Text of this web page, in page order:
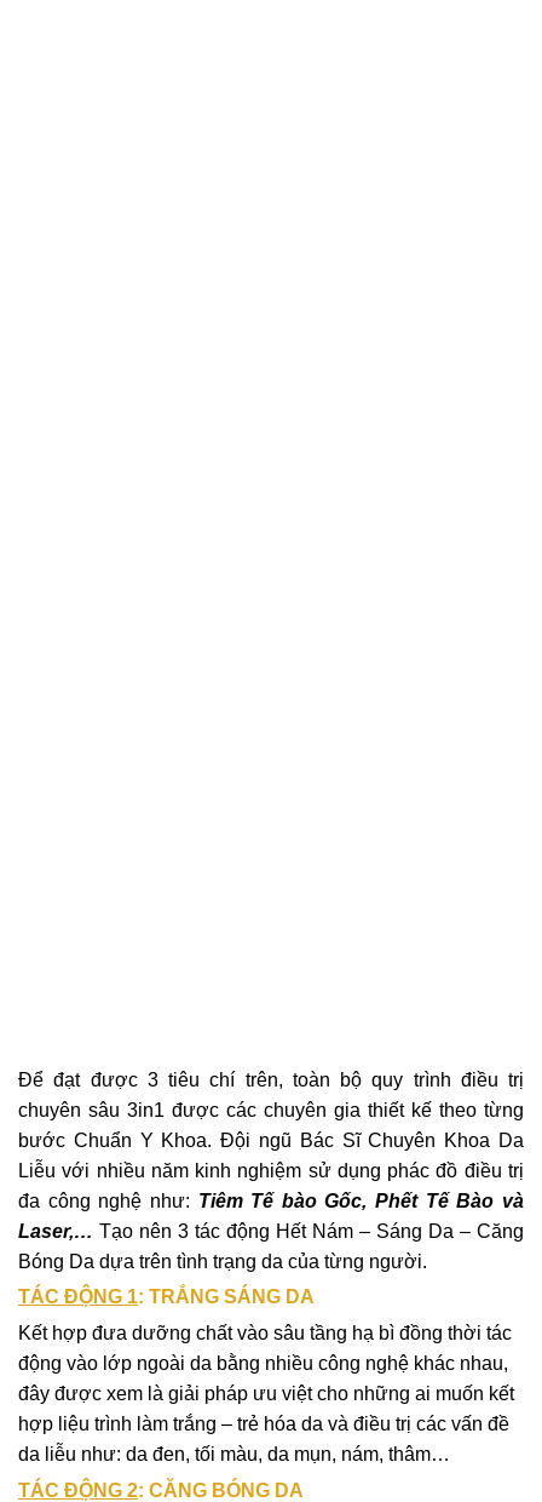
Để đạt được 3 tiêu chí trên, toàn bộ quy trình điều trị
chuyên sâu 3in1 được các chuyên gia thiết kế theo từng
bước Chuẩn Y Khoa. Đội ngũ Bác Sĩ Chuyên Khoa Da
Liễu với nhiều năm kinh nghiệm sử dụng phác đồ điều trị
đa công nghệ như: Tiêm Tế bào Gốc, Phết Tế Bào và
Laser,… Tạo nên 3 tác động Hết Nám – Sáng Da – Căng
Bóng Da dựa trên tình trạng da của từng người.
TÁC ĐỘNG 1: TRẮNG SÁNG DA
Kết hợp đưa dưỡng chất vào sâu tầng hạ bì đồng thời tác
động vào lớp ngoài da bằng nhiều công nghệ khác nhau,
đây được xem là giải pháp ưu việt cho những ai muốn kết
hợp liệu trình làm trắng – trẻ hóa da và điều trị các vấn đề
da liễu như: da đen, tối màu, da mụn, nám, thâm…
TÁC ĐỘNG 2: CĂNG BÓNG DA